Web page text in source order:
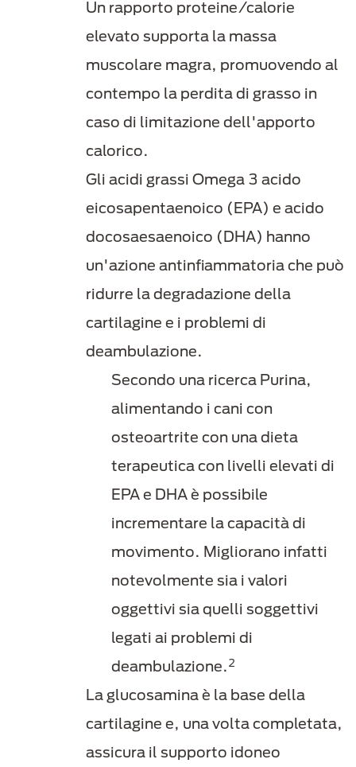
Un rapporto proteine/calorie
elevato supporta la massa
muscolare magra, promuovendo al
contempo la perdita di grasso in
caso di limitazione dell'apporto
calorico.
Gli acidi grassi Omega 3 acido
eicosapentaenoico (EPA) e acido
docosaesaenoico (DHA) hanno
un'azione antinfiammatoria che può
ridurre la degradazione della
cartilagine e i problemi di
deambulazione.
Secondo una ricerca Purina,
alimentando i cani con
osteoartrite con una dieta
terapeutica con livelli elevati di
EPA e DHA è possibile
incrementare la capacità di
movimento. Migliorano infatti
notevolmente sia i valori
oggettivi sia quelli soggettivi
legati ai problemi di
deambulazione.2
La glucosamina è la base della
cartilagine e, una volta completata,
assicura il supporto idoneo